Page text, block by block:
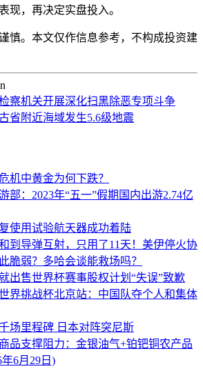
现，再决定实盘投入。
慎。本文仅作信息参考，不构成投资建
察机关开展深化扫黑除恶专项斗争
省附近海域发生5.6级地震
机中黄金为何下跌？
部：2023年“五一”假期国内出游2.74亿
使用试验航天器成功着陆
到导弹互射，只用了11天！美伊停火协
脆弱？多哈会谈能救场吗？
出售世界杯赛事股权计划“失误”致歉
界挑战杯北京站：中国队夺个人和集体
场里程碑 日本对阵突尼斯
品支撑阻力：金银油气+铂钯铜农产品
6月29日)